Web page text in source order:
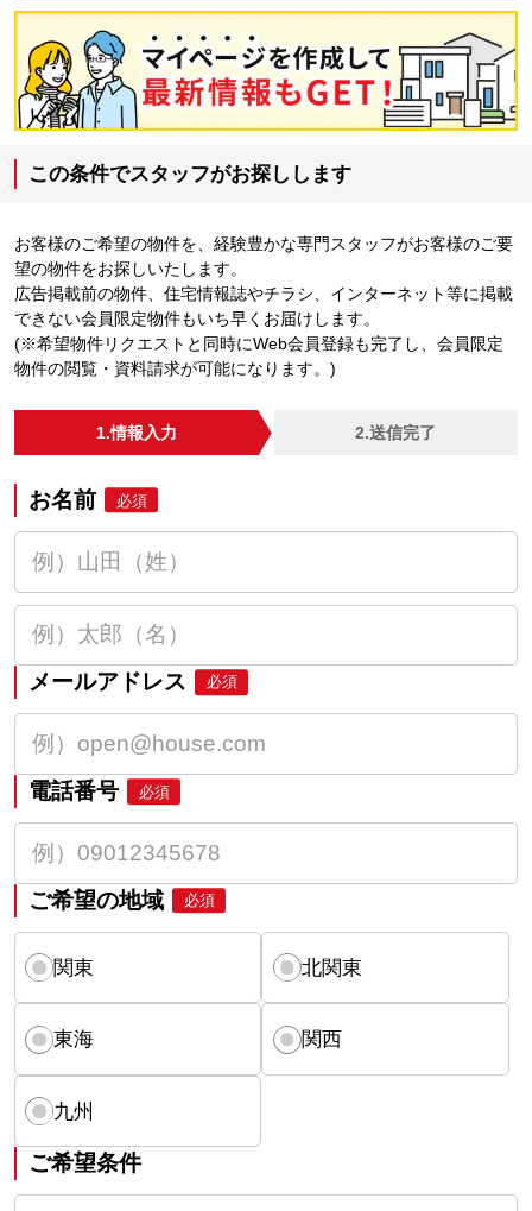
この条件でスタッフがお探しします
お客様のご希望の物件を、経験豊かな専門スタッフがお客様のご要
望の物件をお探しいたします。
広告掲載前の物件、住宅情報誌やチラシ、インターネット等に掲載
できない会員限定物件もいち早くお届けします。
(※希望物件リクエストと同時にWeb会員登録も完了し、会員限定
物件の閲覧・資料請求が可能になります。)
1.情報入力 2.送信完了
お名前 必須
メールアドレス 必須
電話番号 必須
ご希望の地域 必須
関東 北関東
東海 関西
九州
ご希望条件